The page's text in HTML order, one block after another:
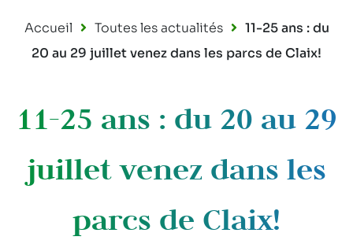
Accueil Toutes les actualités
11-25 ans : du
20 au 29 juillet venez dans les parcs de Claix!
11-25 ans : du 20 au 29
juillet venez dans les
parcs de Claix!